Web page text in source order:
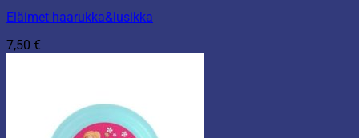
Eläimet haarukka&lusikka
7,50 €